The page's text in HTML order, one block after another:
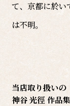
て、京都に於い
は不明｡
当店取り扱いの
神谷 光徑 作品集